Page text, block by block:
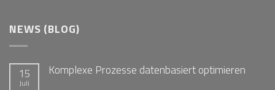
NEWS (BLOG)
15
Juli
Komplexe Prozesse datenbasiert optimieren